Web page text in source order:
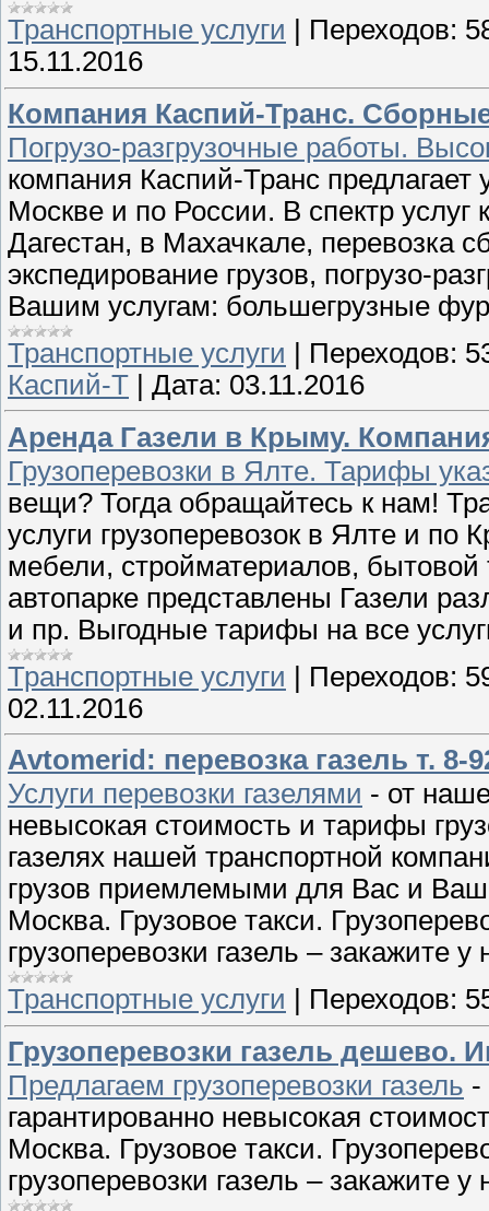
Транспортные услуги
Переходов:
15.11.2016
Компания Каспий-Транс.
Погрузо-разгрузочные работы.
компания Каспий-Транс предлагает
Москве и по России. В спектр услуг
Дагестан, в Махачкале, перевозка
экспедирование грузов, погрузо-
Вашим услугам: большегрузные
Транспортные услуги
Переходов:
Каспий-Т
Дата: 03.11.2016
Аренда Газели в Крыму.
Грузоперевозки в Ялте. Тарифы
вещи? Тогда обращайтесь к нам!
услуги грузоперевозок в Ялте и по
мебели, стройматериалов, бытовой
автопарке представлены Газели
и пр. Выгодные тарифы на все
Транспортные услуги | Переходов:
02.11.2016
Avtomerid: перевозка газель т. 8-
Услуги перевозки газелями - от
невысокая стоимость и тарифы
газелях нашей транспортной
грузов приемлемыми для Вас и
Мocквa. Грузoвoe тaкcи.
грузоперевозки газель – закажите
Транспортные услуги
Переходов:
Грузоперевозки газель дешево.
Предлагаем грузоперевозки газель -
гарантированно невысокая
Мocквa. Грузoвoe тaкcи.
грузоперевозки газель – закажите